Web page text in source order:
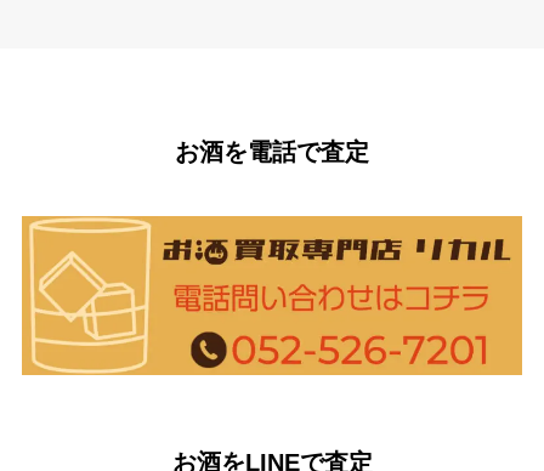
お酒を電話で査定
お酒をLINEで査定